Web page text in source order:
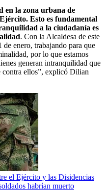
en la zona urbana de
Esto es fundamental
a la ciudadanía es
. Con la Alcaldesa de este
enero, trabajando para que
por lo que estamos
generan intranquilidad que
contra ellos”, explicó Dilian
el Ejército y las Disidencias
habrían muerto